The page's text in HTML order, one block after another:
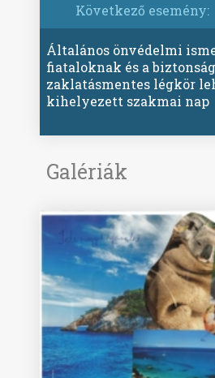
Következő esemény:
Általános önvédelmi
fiataloknak és a
zaklatásmentes légkör
kihelyezett szakmai nap
Galériák